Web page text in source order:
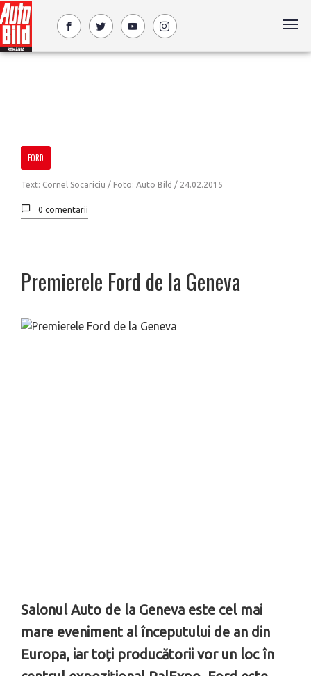
FORD
Text: Cornel Socariciu / Foto: Auto Bild / 24.02.2015
0 comentarii
Premierele Ford de la Geneva
Salonul Auto de la Geneva este cel mai
mare eveniment al începutului de an din
Europa, iar toți producătorii vor un loc în